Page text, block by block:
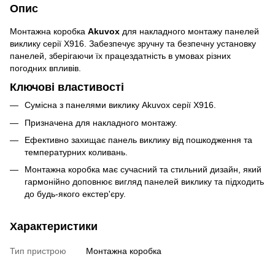
Опис
Монтажна коробка Akuvox для накладного монтажу панелей
виклику серії X916. Забезпечує зручну та безпечну установку
панелей, зберігаючи їх працездатність в умовах різних
погодних впливів.
Ключові властивості
Сумісна з панелями виклику Akuvox серії X916.
Призначена для накладного монтажу.
Ефективно захищає панель виклику від пошкодження та
температурних коливань.
Монтажна коробка має сучасний та стильний дизайн, який
гармонійно доповнює вигляд панелей виклику та підходить
до будь-якого екстер'єру.
Характеристики
Тип пристрою
Монтажна коробка